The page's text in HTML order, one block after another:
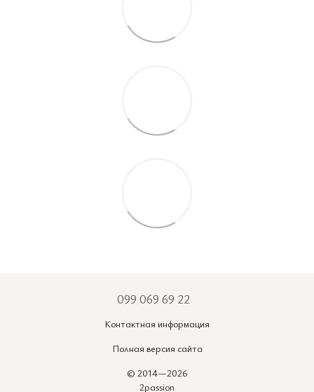
099 069 69 22
Контактная информация
Полная версия сайта
© 2014—2026
2passion